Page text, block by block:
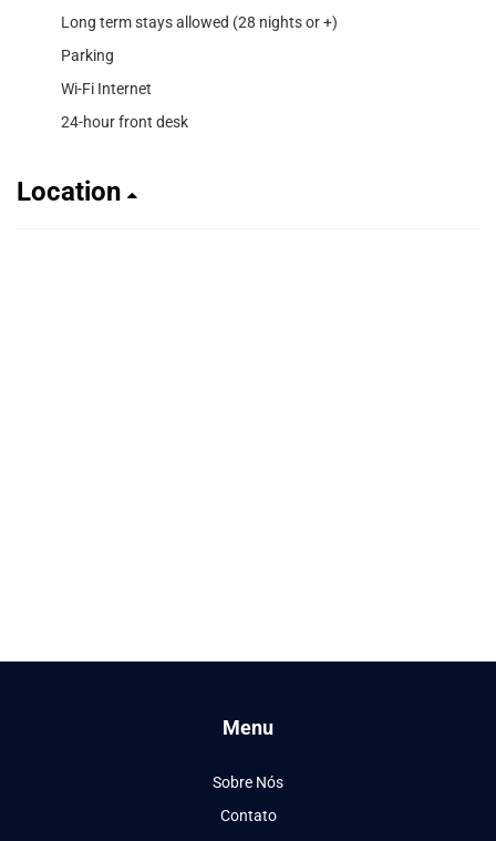
Long term stays allowed (28 nights or +)
Parking
Wi-Fi Internet
24-hour front desk
Location
Menu
Sobre Nós
Contato